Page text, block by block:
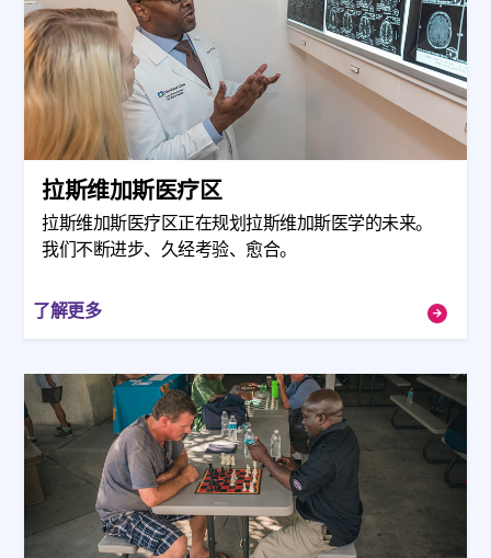
拉斯维加斯医疗区
拉斯维加斯医疗区正在规划拉斯维加斯医学的未来。
我们不断进步、久经考验、愈合。
了解更多